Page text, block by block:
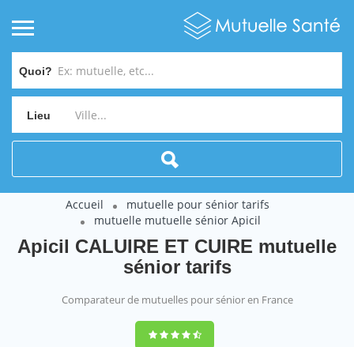
Quoi?
Lieu
Accueil
mutuelle pour sénior tarifs
mutuelle mutuelle sénior Apicil
Apicil CALUIRE ET CUIRE mutuelle
sénior tarifs
Comparateur de mutuelles pour sénior en France